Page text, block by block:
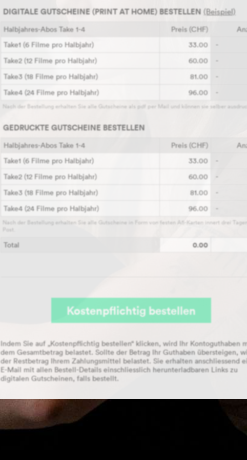
DIGITALE GUTSCHEINE (PRINT AT HOME) BESTELLEN (Beispiel)
Halbjahres-Abos Take 1-4 Preis (CHF)
Take1 (6 Filme pro Halbjahr)
33.00
Take2 (12 Filme pro Halbjahr)
60.00
Take3 (18 Filme pro Halbjahr)
81.00
Take4 (24 Filme pro Halbjahr)
96.00
Nach der Bestellung erhalten Sie alle Gutscheine als pdf
GEDRUCKTE GUTSCHEINE BESTELLEN
Halbjahres-Abos Take 1-4 Preis (CHF)
Take1 (6 Filme pro Halbjahr)
33.00
Take2 (12 Filme pro Halbjahr)
60.00
Take3 (18 Filme pro Halbjahr)
81.00
Take4 (24 Filme pro Halbjahr)
96.00
Nach der Bestellung erhalten Sie alle Gutscheine in Form
Post.
Total 0.00
Kostenpflichtig bestellen
Indem Sie auf „Kostenpflichtig bestellen“ klicken, wird Ihr Kontoguthaben
dem Gesamtbetrag belastet. Sollte der Betrag Ihr Guthaben übersteigen,
der Restbetrag Ihrem Zahlungsmittel belastet. Sie erhalten anschliessend
E-Mail mit allen Bestell-Details einschliesslich herunterladbaren Links zu
digitalen Gutscheinen, falls bestellt.